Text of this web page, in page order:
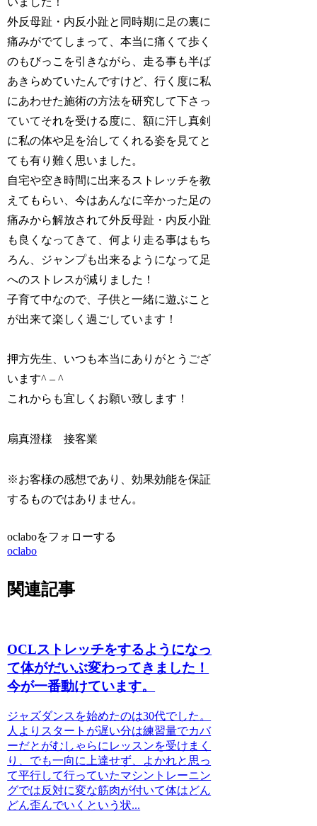
外反母趾・内反小趾と同時期に足の裏に
痛みがでてしまって、本当に痛くて歩く
のもびっこを引きながら、走る事も半ば
あきらめていたんですけど、行く度に私
にあわせた施術の方法を研究して下さっ
ていてそれを受ける度に、額に汗し真剣
に私の体や足を治してくれる姿を見てと
ても有り難く思いました。
自宅や空き時間に出来るストレッチを教
えてもらい、今はあんなに辛かった足の
痛みから解放されて外反母趾・内反小趾
も良くなってきて、何より走る事はもち
ろん、ジャンプも出来るようになって足
へのストレスが減りました！
子育て中なので、子供と一緒に遊ぶこと
が出来て楽しく過ごしています！
押方先生、いつも本当にありがとうござ
います^ – ^
これからも宜しくお願い致します！
扇真澄様 接客業
※お客様の感想であり、効果効能を保証
するものではありません。
oclaboをフォローする
oclabo
関連記事
OCLストレッチをするようになっ
て体がだいぶ変わってきました！
今が一番動けています。
ジャズダンスを始めたのは30代でした。
人よりスタートが遅い分は練習量でカバ
ーだとがむしゃらにレッスンを受けまく
り、でも一向に上達せず、よかれと思っ
て平行して行っていたマシントレーニン
グでは反対に変な筋肉が付いて体はどん
どん歪んでいくという状...